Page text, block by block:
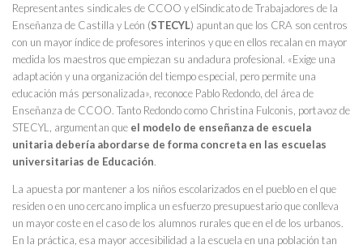
Representantes sindicales de CCOO y elSindicato de Trabajadores de la
Enseñanza de Castilla y León (STECYL) apuntan que los CRA son centros
con un mayor índice de profesores interinos y que en ellos recalan en mayor
medida los maestros que empiezan su andadura profesional. «Exige una
adaptación y una organización del tiempo especial, pero permite una
educación más personalizada», reconoce Pablo Redondo, del área de
Enseñanza de CCOO. Tanto Redondo como Christina Fulconis, portavoz de
STECYL, argumentan que el modelo de enseñanza de escuela
unitaria debería abordarse de forma concreta en las escuelas
universitarias de Educación.
La apuesta por mantener a los niños escolarizados en el pueblo en el que
residen o en uno cercano implica un esfuerzo presupuestario que conlleva
un mayor coste en el caso de los alumnos rurales que en el de los urbanos.
En la práctica, esa mayor accesibilidad a la escuela en una población tan